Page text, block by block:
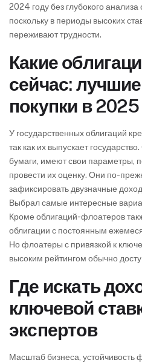
2024 году без глубокого анализа
поскольку в периоды высоких
переживают трудности.
Какие
сейчас:
покупки в
У государственных облигаций
так как их выпускает
бумаги, имеют свои параметры,
провести их оценку. Они по-
зафиксировать двузначные
Выбрал самые интересные
Кроме облигаций-флоатеров
облигации с постоянным
Но флоатеры с привязкой к
высоким рейтингом обычно
Где искать
ключевой
экспертов
Масштаб бизнеса, устойчивость